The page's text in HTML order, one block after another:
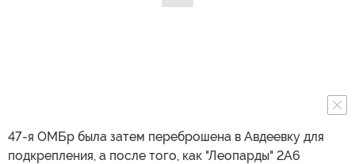
47-я ОМБр была затем переброшена в Авдеевку для
подкрепления, а после того, как "Леопарды" 2A6